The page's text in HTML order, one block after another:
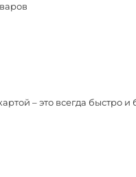
– это всегда быстро и